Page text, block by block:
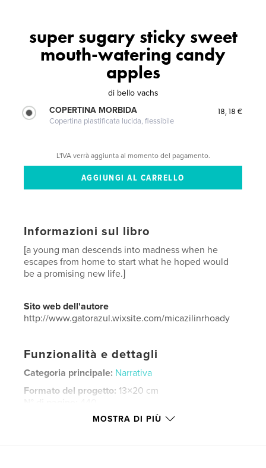
super sugary sticky sweet
mouth-watering candy
apples
di bello vachs
COPERTINA MORBIDA
Copertina plastificata lucida, flessibile
18,18 €
L'IVA verrà aggiunta al momento del pagamento.
Informazioni sul libro
[a young man descends into madness when he
escapes from home to start what he hoped would
be a promising new life.]
Sito web dell'autore
http://www.gatorazul.wixsite.com/micazilinrhoady
Funzionalità e dettagli
Categoria principale: Narrativa
Formato del progetto: 13×20 cm
MOSTRA DI PIÙ